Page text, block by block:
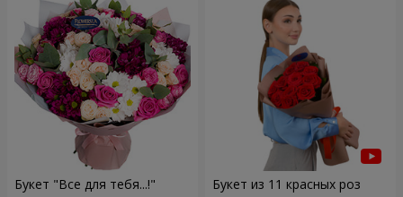
Букет "Все для тебя...!" Букет из 11 красных роз